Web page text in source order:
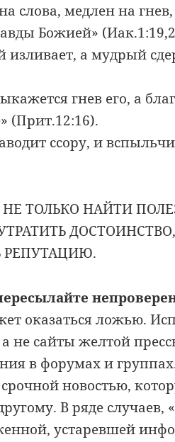
слова, медлен на гнев,
Божией»
изливает, а мудрый
гнев его, а
(Прит.12:16).
ссору, и
ТОЛЬКО НАЙТИ
РЕПУТАЦИЮ.
оказаться ложью.
не сайты желтой
в форумах и
новостью,
В ряде случаев,
устаревшей